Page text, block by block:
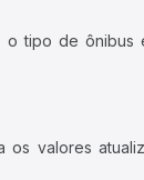
de ônibus
valores